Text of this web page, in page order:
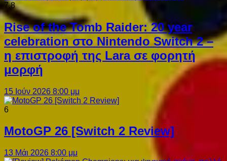
7.8
Rise of the Tomb Raider: 20 year
celebration στο Nintendo Switch 2 –
η επιστροφή της Lara σε φορητή
μορφή
15 Ιούν 2026 8:00 μμ
6
MotoGP 26 [Switch 2 Review]
13 Μάι 2026 8:00 μμ